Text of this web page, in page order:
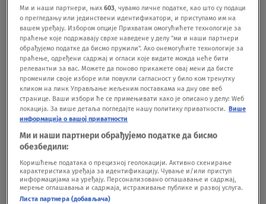
ovim slučajem.Podsećamo, u Srbiji se danas
održava referendum o ustavnim promenama u
sferi pravosuđa. Kako javlja CRTA do 13 časova na
glasanje je izašlo ukupno 12 odsto građana.BONUS
VIDEO: Ivan Milićević: Referendum je test za stanje
biračkog tela pred izbore
video-cdn src="https://best-
vod.umn.cdn.united.cloud/stream?
asset=ivanmilievireferendumjetestzastanjebirakog
telapredizbore-novas-
Ми и наши партнери, њих603, чувамо личне податке, као што су подаци
о прегледању или јединствени идентификатори, и приступамо им на
вашем уређају. Избором опције Прихватам омогућићете технологије за
праћење које подржавају сврхе наведене у делу "ми и наши партнери
обрађујемо податке да бисмо пружили". Ако онемогућите технологије за
праћење, одређени садржај и огласи које видите можда неће бити
релевантни за вас. Можете да поново прикажете овај мени да бисте
променили своје изборе или повукли сагласност у било ком тренутку
кликом на линк Управљање жељеним поставкама на дну ове веб
странице. Ваши избори ће се примењивати како је описано у делу: Wеб
локација. За више детаља погледајте нашу политику приватности. Више
информација о вашој приватности
Ми и наши партнери обрађујемо податке да бисмо
обезбедили:
Коришћење података о прецизној геолокацији. Активно скенирање
карактеристика уређаја за идентификацију. Чување и/или приступ
информацијама на уређају. Персонализовано оглашавање и садржај,
мерење оглашавања и садржаја, истраживање публике и развој услуга.
Листа партнера (добављача)